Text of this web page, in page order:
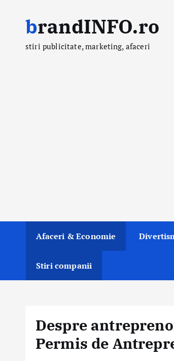
brandINFO.ro
stiri publicitate, marketing, afaceri
Afaceri & Economie
Stiri companii
Despre
Permis de